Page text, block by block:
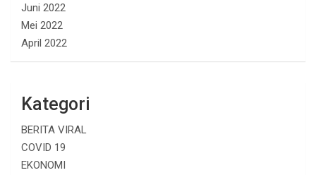
Juni 2022
Mei 2022
April 2022
Kategori
BERITA VIRAL
COVID 19
EKONOMI